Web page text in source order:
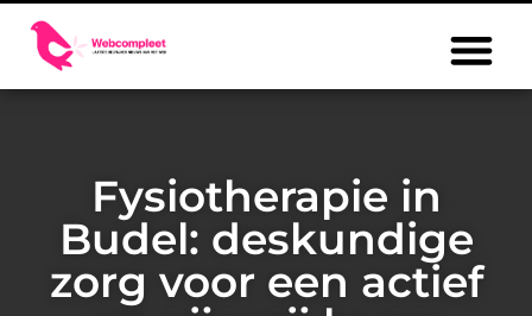
Fysiotherapie in
Budel: deskundige
zorg voor een actief